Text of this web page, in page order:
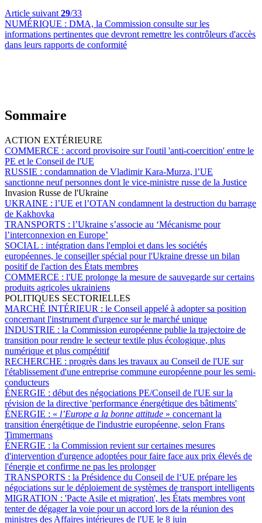
Article suivant 29/33
NUMÉRIQUE : DMA, la Commission consulte sur les
informations pertinentes que devront remettre les contrôleurs d'accès
dans leurs rapports de conformité
Sommaire
ACTION EXTÉRIEURE
COMMERCE : accord provisoire sur l'outil 'anti-coercition' entre le
PE et le Conseil de l'UE
RUSSIE : condamnation de Vladimir Kara-Murza, l’UE
sanctionne neuf personnes dont le vice-ministre russe de la Justice
Invasion Russe de l'Ukraine
UKRAINE : l’UE et l’OTAN condamnent la destruction du barrage
de Kakhovka
TRANSPORTS : l’Ukraine s’associe au ‘Mécanisme pour
l’interconnexion en Europe’
SOCIAL : intégration dans l'emploi et dans les sociétés
européennes, le conseiller spécial pour l'Ukraine dresse un bilan
positif de l'action des États membres
COMMERCE : l'UE prolonge la mesure de sauvegarde sur certains
produits agricoles ukrainiens
POLITIQUES SECTORIELLES
MARCHÉ INTÉRIEUR : le Conseil appelé à adopter sa position
concernant l'instrument d'urgence sur le marché unique
INDUSTRIE : la Commission européenne publie la trajectoire de
transition pour rendre le secteur textile plus écologique, plus
numérique et plus compétitif
RECHERCHE : progrès dans les travaux au Conseil de l'UE sur
l'établissement d'une entreprise commune européenne pour les semi-
conducteurs
ÉNERGIE : début des négociations PE/Conseil de l'UE sur la
révision de la directive 'performance énergétique des bâtiments'
ÉNERGIE : « l’Europe a la bonne attitude » concernant la
transition énergétique de l'industrie européenne, selon Frans
Timmermans
ÉNERGIE : la Commission revient sur certaines mesures
d'intervention d'urgence adoptées pour faire face aux prix élevés de
l'énergie et confirme ne pas les prolonger
TRANSPORTS : la Présidence du Conseil de l‘UE prépare les
négociations sur le déploiement de systèmes de transport intelligents
MIGRATION : 'Pacte Asile et migration', les États membres vont
tenter de dégager la voie pour un accord lors de la réunion des
ministres des Affaires intérieures de l'UE le 8 juin